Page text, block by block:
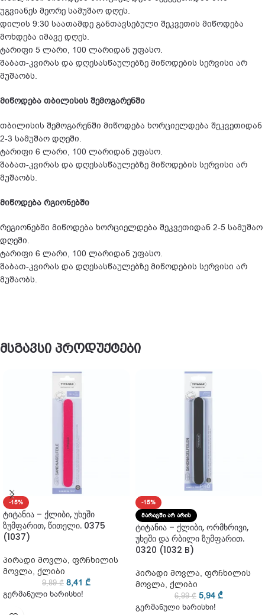
უგვიანეს მეორე სამუშაო დღეს.
დილის 9:30 საათამდე განთავსებული შეკვეთის მიწოდება
მოხდება იმავე დღეს.
ტარიფი 5 ლარი, 100 ლარიდან უფასო.
შაბათ-კვირას და დღესასწაულებზე მიწოდების სერვისი არ
მუშაობს.
მიწოდება თბილისის შემოგარენში
თბილისის შემოგარენში მიწოდება ხორციელდება შეკვეთიდან
2-3 სამუშაო დღეში.
ტარიფი 6 ლარი, 100 ლარიდან უფასო.
შაბათ-კვირას და დღესასწაულებზე მიწოდების სერვისი არ
მუშაობს.
მიწოდება რგიონებში
რეგიონებში მიწოდება ხორციელდება შეკვეთიდან 2-5 სამუშაო
დღეში.
ტარიფი 6 ლარი, 100 ლარიდან უფასო.
შაბათ-კვირას და დღესასწაულებზე მიწოდების სერვისი არ
მუშაობს.
მსგავსი პროდუქტები
-15%
ტიტანია – ქლიბი, უხეში
ზუმფარით, წითელი. 0375
(1037)
პირადი მოვლა, ფრჩხილის
მოვლა, ქლიბი
9,89₾ 8,41 ₾
გერმანული ხარისხი!
-15%
ᲛᲐᲠᲐᲒᲨᲘ ᲐᲠ ᲐᲠᲘᲡ
ტიტანია – ქლიბი, ორმხრივი,
უხეში და რბილი ზუმფარით.
0320 (1032 B)
პირადი მოვლა, ფრჩხილის
მოვლა, ქლიბი
6,99₾ 5,94 ₾
გერმანული ხარისხი!